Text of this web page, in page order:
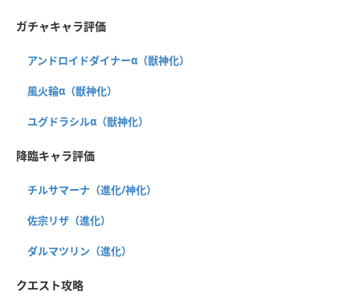
ガチャキャラ評価
アンドロイドダイナーα（獣神化）
風火輪α（獣神化）
ユグドラシルα（獣神化）
降臨キャラ評価
チルサマーナ（進化/神化）
佐宗リザ（進化）
ダルマツリン（進化）
クエスト攻略